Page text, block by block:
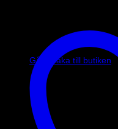
Inga produkter i
Gå tillbaka till butiken